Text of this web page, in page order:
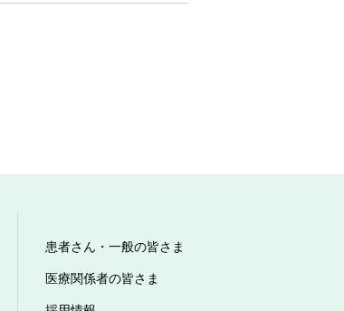
患者さん・一般の皆さま
医療関係者の皆さま